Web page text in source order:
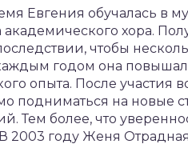
Евгения обучалась в
хора.
чтобы
годом она
опыта. После участия
подниматься на новые
Тем более, что
2003 году Женя